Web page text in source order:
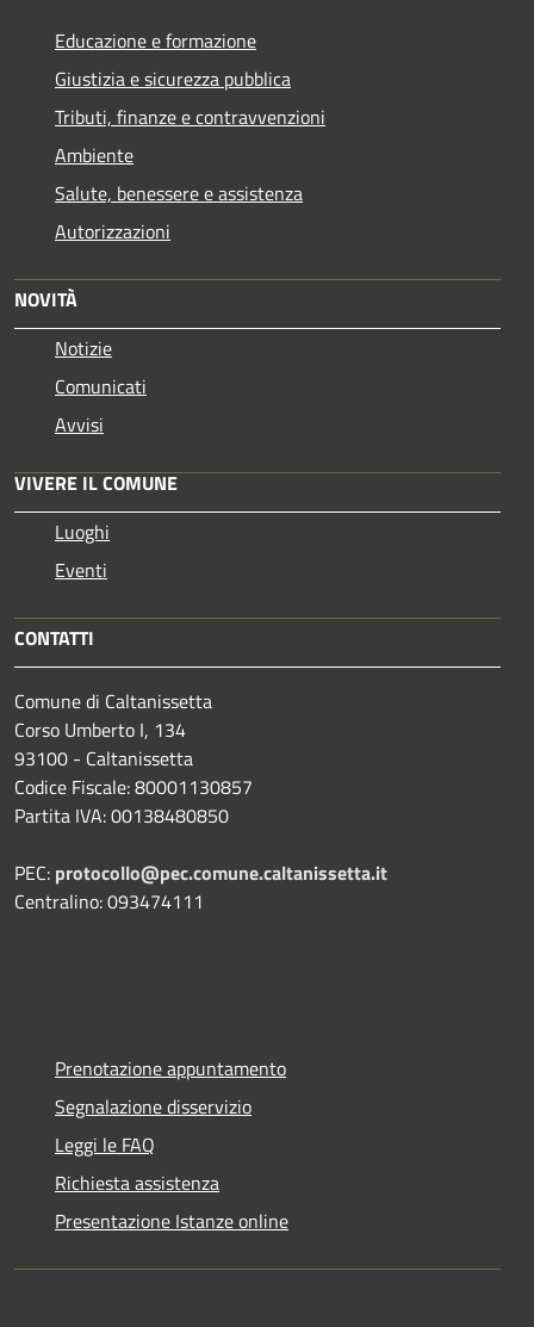
Educazione e formazione
Giustizia e sicurezza pubblica
Tributi, finanze e contravvenzioni
Ambiente
Salute, benessere e assistenza
Autorizzazioni
NOVITÀ
Notizie
Comunicati
Avvisi
VIVERE IL COMUNE
Luoghi
Eventi
CONTATTI
Comune di Caltanissetta
Corso Umberto I, 134
93100 - Caltanissetta
Codice Fiscale: 80001130857
Partita IVA: 00138480850
PEC: protocollo@pec.comune.caltanissetta.it
Centralino: 093474111
Prenotazione appuntamento
Segnalazione disservizio
Leggi le FAQ
Richiesta assistenza
Presentazione Istanze online